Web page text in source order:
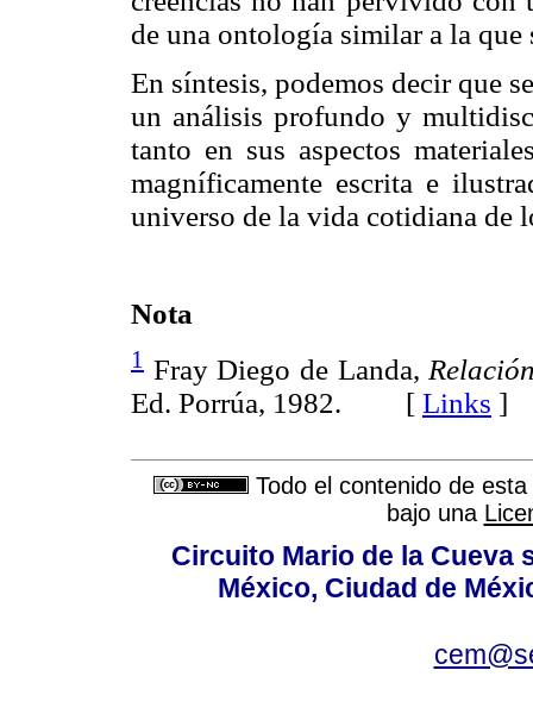
de una ontología similar a la que
En síntesis, podemos decir que
un análisis profundo y
tanto en sus aspectos
magníficamente escrita e
universo de la vida cotidiana de
Nota
1 Fray Diego de Landa,
Ed. Porrúa, 1982. [ Links ]
Todo el contenido de
bajo una
Circuito Mario de la Cueva
México, Ciudad de